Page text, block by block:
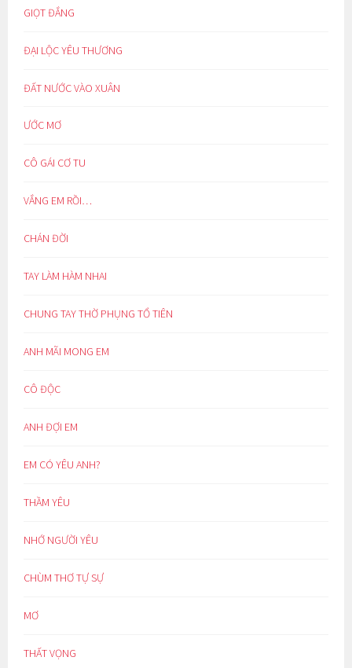
GIỌT ĐẮNG
ĐẠI LỘC YÊU THƯƠNG
ĐẤT NƯỚC VÀO XUÂN
ƯỚC MƠ
CÔ GÁI CƠ TU
VẮNG EM RỒI…
CHÁN ĐỜI
TAY LÀM HÀM NHAI
CHUNG TAY THỜ PHỤNG TỔ TIÊN
ANH MÃI MONG EM
CÔ ĐỘC
ANH ĐỢI EM
EM CÓ YÊU ANH?
THẦM YÊU
NHỚ NGƯỜI YÊU
CHÙM THƠ TỰ SỰ
MƠ
THẤT VỌNG